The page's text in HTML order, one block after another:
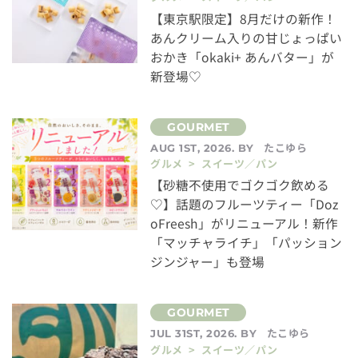
【東京駅限定】8月だけの新作！
あんクリーム入りの甘じょっぱい
おかき「okaki+ あんバター」が
新登場♡
AUG 1ST, 2026. BY
たこゆら
グルメ > スイーツ／パン
【砂糖不使用でゴクゴク飲める
♡】話題のフルーツティー「Doz
oFreesh」がリニューアル！新作
「マッチャライチ」「パッション
ジンジャー」も登場
JUL 31ST, 2026. BY
たこゆら
グルメ > スイーツ／パン